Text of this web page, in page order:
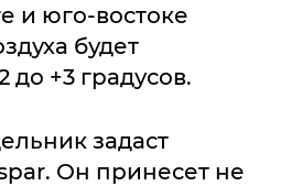
и юго-востоке
будет
до +3 градусов.
задаст
Он принесет не